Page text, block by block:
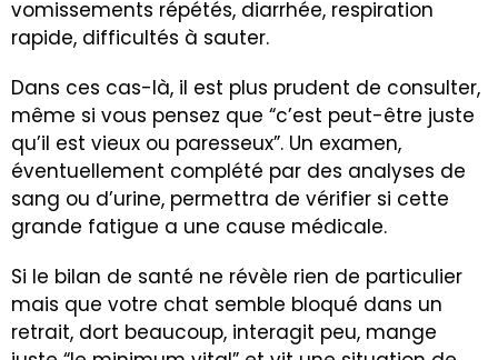
vomissements répétés, diarrhée, respiration
rapide, difficultés à sauter.
Dans ces cas-là, il est plus prudent de consulter,
même si vous pensez que “c’est peut-être juste
qu’il est vieux ou paresseux”. Un examen,
éventuellement complété par des analyses de
sang ou d’urine, permettra de vérifier si cette
grande fatigue a une cause médicale.
Si le bilan de santé ne révèle rien de particulier
mais que votre chat semble bloqué dans un
retrait, dort beaucoup, interagit peu, mange